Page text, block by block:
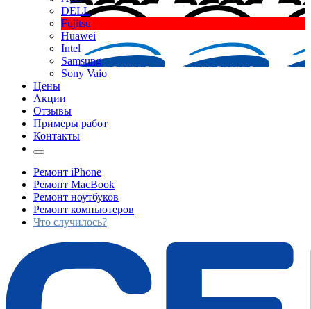
DELL
Fujitsu
Huawei
Intel
Samsung
Sony Vaio
Цены
Акции
Отзывы
Примеры работ
Контакты
Ремонт iPhone
Ремонт MacBook
Ремонт ноутбуков
Ремонт компьютеров
Что случилось?